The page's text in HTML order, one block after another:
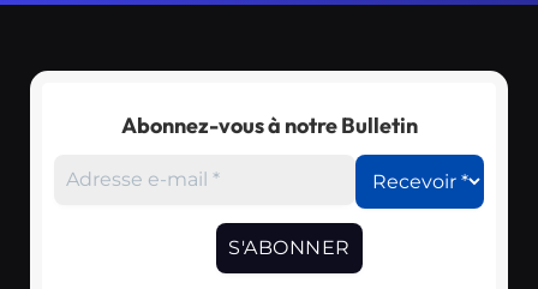
Abonnez-vous à notre Bulletin